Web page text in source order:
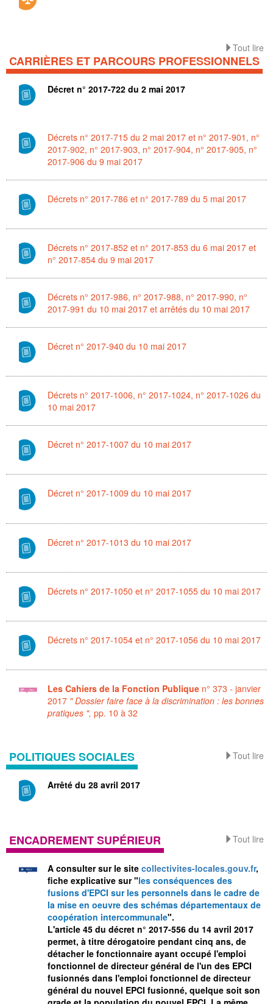
Tout lire
CARRIÈRES ET PARCOURS PROFESSIONNELS
Décret n° 2017-722 du 2 mai 2017
Décrets n° 2017-715 du 2 mai 2017 et n° 2017-901, n°
2017-902, n° 2017-903, n° 2017-904, n° 2017-905, n°
2017-906 du 9 mai 2017
Décrets n° 2017-786 et n° 2017-789 du 5 mai 2017
Décrets n° 2017-852 et n° 2017-853 du 6 mai 2017 et
n° 2017-854 du 9 mai 2017
Décrets n° 2017-986, n° 2017-988, n° 2017-990, n°
2017-991 du 10 mai 2017 et arrêtés du 10 mai 2017
Décret n° 2017-940 du 10 mai 2017
Décrets n° 2017-1006, n° 2017-1024, n° 2017-1026 du
10 mai 2017
Décret n° 2017-1007 du 10 mai 2017
Décret n° 2017-1009 du 10 mai 2017
Décret n° 2017-1013 du 10 mai 2017
Décrets n° 2017-1050 et n° 2017-1055 du 10 mai 2017
Décrets n° 2017-1054 et n° 2017-1056 du 10 mai 2017
Les Cahiers de la Fonction Publique n° 373 - janvier
2017 " Dossier faire face à la discrimination : les bonnes
pratiques ", pp. 10 à 32
Tout lire
POLITIQUES SOCIALES
Arrêté du 28 avril 2017
Tout lire
ENCADREMENT SUPÉRIEUR
A consulter sur le sitecollectivites-locales.gouv.fr,
fiche explicative sur "les conséquences des
fusions d'EPCI sur les personnels dans le cadre de
la mise en oeuvre des schémas départementaux de
coopération intercommunale".
L'article 45 du décret n° 2017-556 du 14 avril 2017
permet, à titre dérogatoire pendant cinq ans, de
détacher le fonctionnaire ayant occupé l'emploi
fonctionnel de directeur général de l'un des EPCI
fusionnés dans l'emploi fonctionnel de directeur
général du nouvel EPCI fusionné, quelque soit son